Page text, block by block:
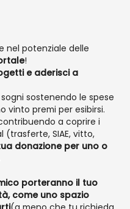
nel potenziale delle
!
e aderisci a
sostenendo le spese
vinto premi per esibirsi.
a coprire i
(trasferte, SIAE, vitto,
donazione per uno o
porteranno il tuo
come uno spazio